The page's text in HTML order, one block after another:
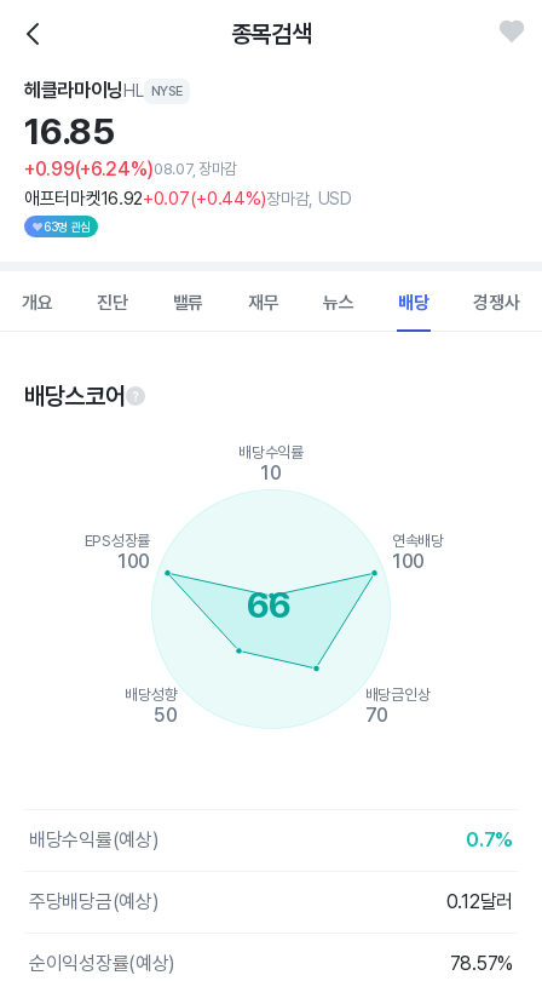
종목검색
헤클라마이닝HL NYSE
16.85
+0.99(+6.24%)08.07, 장마감
애프터마켓16.92+0.07(+0.44%)장마감, USD
63명 관심
개요 진단 밸류 재무 뉴스 배당 경쟁사
배당스코어
The chart has 1 X axis displaying categories.
The chart has 1 Y axis displaying values. Data ranges from 10
66
배당수익률
10
연속배당
100
배당금인상
70
배당성향
50
EPS성장률
100
배당수익률(예상) 0.7%
주당배당금(예상) 0.12달러
순이익성장률(예상) 78.57%